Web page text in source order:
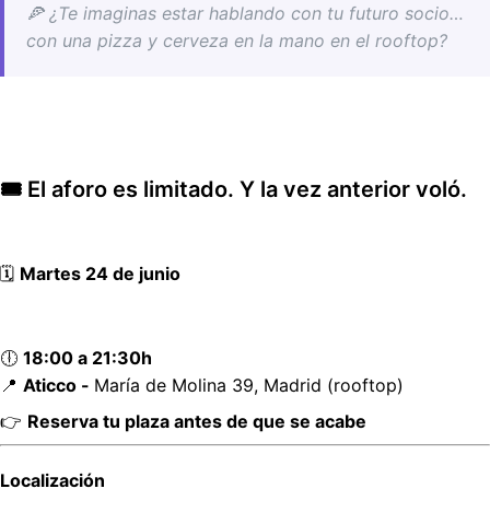
🍕 ¿Te imaginas estar hablando con tu futuro socio…
con una pizza y cerveza en la mano en el rooftop?
🎟️ El aforo es limitado. Y la vez anterior voló.
🗓️ Martes 24 de junio
🕕 18:00 a 21:30h
📍 Aticco - María de Molina 39, Madrid (rooftop)
👉 Reserva tu plaza antes de que se acabe
Localización